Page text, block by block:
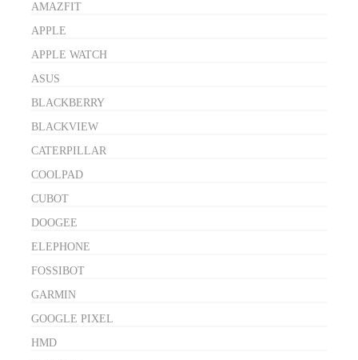
AMAZFIT
APPLE
APPLE WATCH
ASUS
BLACKBERRY
BLACKVIEW
CATERPILLAR
COOLPAD
CUBOT
DOOGEE
ELEPHONE
FOSSIBOT
GARMIN
GOOGLE PIXEL
HMD